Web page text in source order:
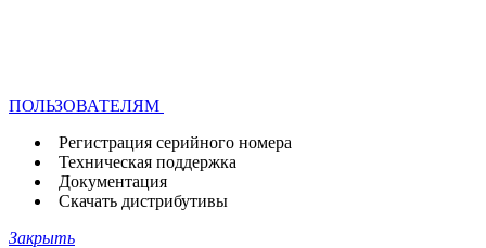
ПОЛЬЗОВАТЕЛЯМ
Регистрация серийного номера
Техническая поддержка
Документация
Скачать дистрибутивы
Закрыть